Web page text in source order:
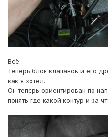
Всё.
Теперь блок клапанов и его
как я хотел.
Он теперь ориентирован по
понять где какой контур и за